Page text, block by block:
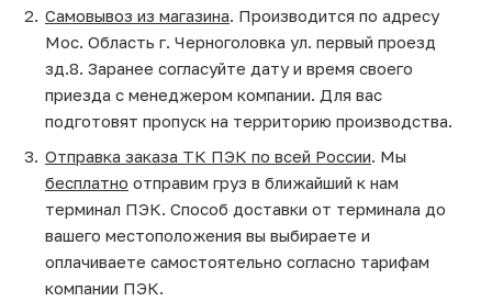
Самовывоз из магазина. Производится по адресу
Мос. Область г. Черноголовка ул. первый проезд
зд.8. Заранее согласуйте дату и время своего
приезда с менеджером компании. Для вас
подготовят пропуск на территорию производства.
Отправка заказа ТК ПЭК по всей России. Мы
бесплатно отправим груз в ближайший к нам
терминал ПЭК. Способ доставки от терминала до
вашего местоположения вы выбираете и
оплачиваете самостоятельно согласно тарифам
компании ПЭК.